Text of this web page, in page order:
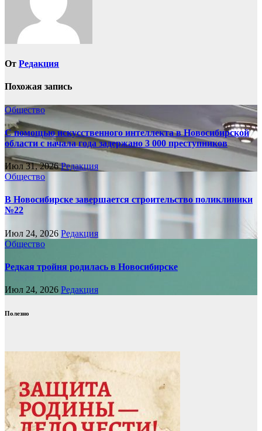
От Редакция
Похожая запись
Общество
С помощью искусственного интеллекта в Новосибирской
области с начала года задержано 3 000 преступников
Июл 31, 2026Редакция
Общество
В Новосибирске завершается строительство поликлиники
№22
Июл 24, 2026 Редакция
Общество
Редкая тройня родилась в Новосибирске
Июл 24, 2026 Редакция
Полезно